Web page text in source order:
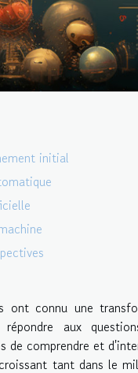
initial
connu une
aux
comprendre et
tant dans le